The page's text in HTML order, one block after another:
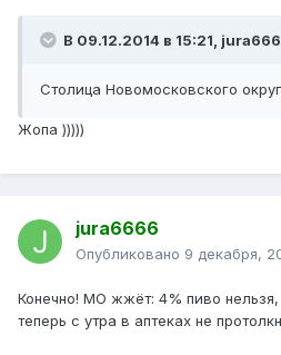
В 09.12.2014 в 15:21,
Столица Новомосковского
Жопа )))))
jura6666
Опубликовано 9 декабря,
Конечно! МО жжёт: 4% пиво
теперь с утра в аптеках не